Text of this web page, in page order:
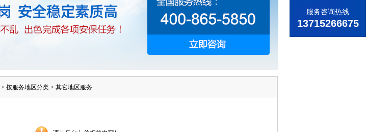
> 按服务地区分类 > 其它地区服务